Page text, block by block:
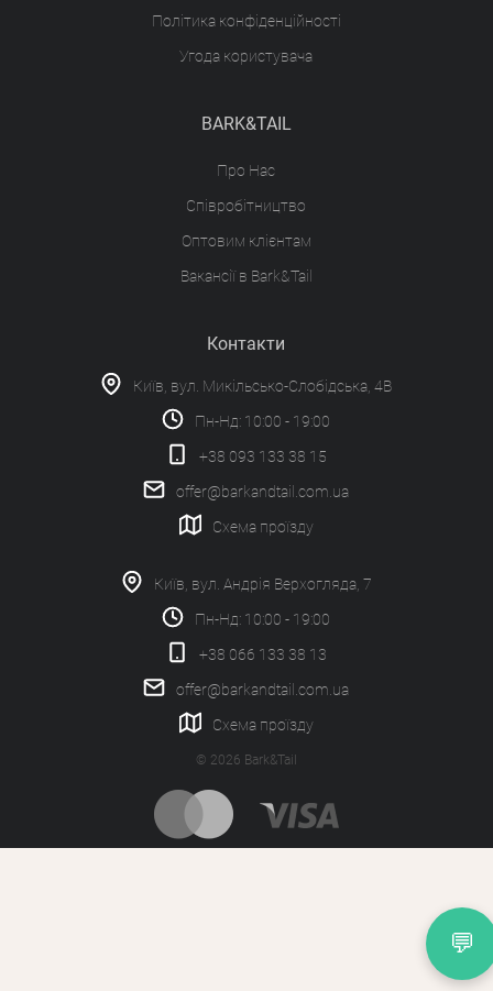
Політика конфіденційності
Угода користувача
BARK&TAIL
Про Нас
Співробітництво
Оптовим клієнтам
Вакансії в Bark&Tail
Контакти
Київ, вул. Микільсько-Слобідська, 4В
Пн-Нд: 10:00 - 19:00
+38 093 133 38 15
offer@barkandtail.com.ua
Схема проїзду
Київ, вул. Андрія Верхогляда, 7
Пн-Нд: 10:00 - 19:00
+38 066 133 38 13
offer@barkandtail.com.ua
Схема проїзду
© 2026 Bark&Tail
💬